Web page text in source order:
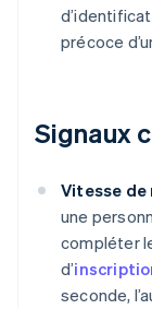
précoce
Signaux
Vitesse
une
compléter
d’
seconde,